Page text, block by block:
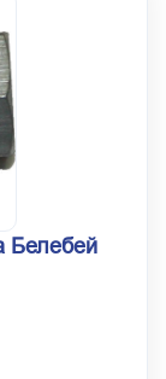
Белебей